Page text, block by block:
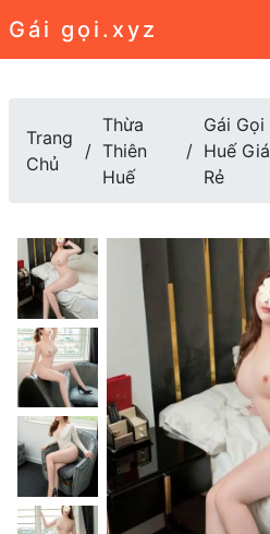
Gái gọi.xyz
Trang
Chủ
Thừa
Thiên
Huế
Gái Gọi
Huế Giá
Rẻ